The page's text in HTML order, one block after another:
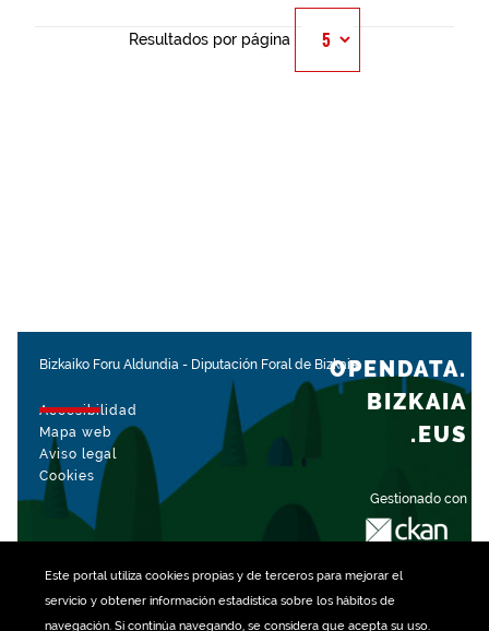
Este portal utiliza cookiespropias y de terceros para mejorar el
servicio y obtener información estadística sobre los hábitos de
navegación. Si continúa navegando, se considera que acepta su uso.
Resultados por página
Bizkaiko Foru Aldundia - Diputación Foral de Bizkaia
Accesibilidad
Mapa web
Aviso legal
Cookies
Gestionado con
OPENDATA.
BIZKAIA
.EUS